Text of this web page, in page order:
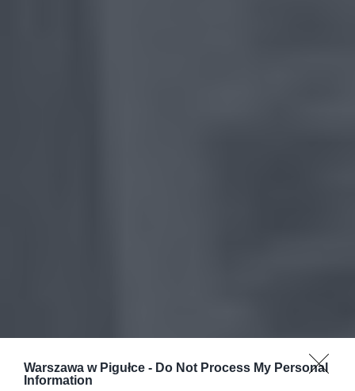
Warszawa w Pigułce - Do Not Process My Personal
Information